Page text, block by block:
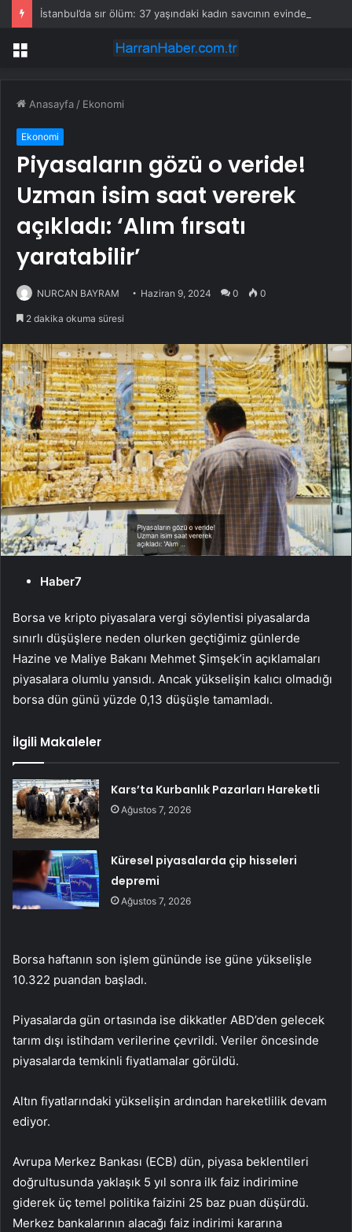
Menü
Anasayfa / Ekonomi
Ekonomi
Piyasaların gözü o veride!
Uzman isim saat vererek
açıkladı: ‘Alım fırsatı
yaratabilir’
NURCAN BAYRAM Haziran 9, 2024 0 0
2 dakika okuma süresi
Haber7
Borsa ve kripto piyasalara vergi söylentisi piyasalarda
sınırlı düşüşlere neden olurken geçtiğimiz günlerde
Hazine ve Maliye Bakanı Mehmet Şimşek’in açıklamaları
piyasalara olumlu yansıdı. Ancak yükselişin kalıcı olmadığı
borsa dün günü yüzde 0,13 düşüşle tamamladı.
İlgili Makaleler
Kars’ta Kurbanlık Pazarları Hareketli
Ağustos 7, 2026
Küresel piyasalarda çip hisseleri
depremi
Ağustos 7, 2026
Borsa haftanın son işlem gününde ise güne yükselişle
10.322 puandan başladı.
Piyasalarda gün ortasında ise dikkatler ABD’den gelecek
tarım dışı istihdam verilerine çevrildi. Veriler öncesinde
piyasalarda temkinli fiyatlamalar görüldü.
Altın fiyatlarındaki yükselişin ardından hareketlilik devam
ediyor.
Avrupa Merkez Bankası (ECB) dün, piyasa beklentileri
doğrultusunda yaklaşık 5 yıl sonra ilk faiz indirimine
giderek üç temel politika faizini 25 baz puan düşürdü.
Merkez bankalarının alacağı faiz indirimi kararına